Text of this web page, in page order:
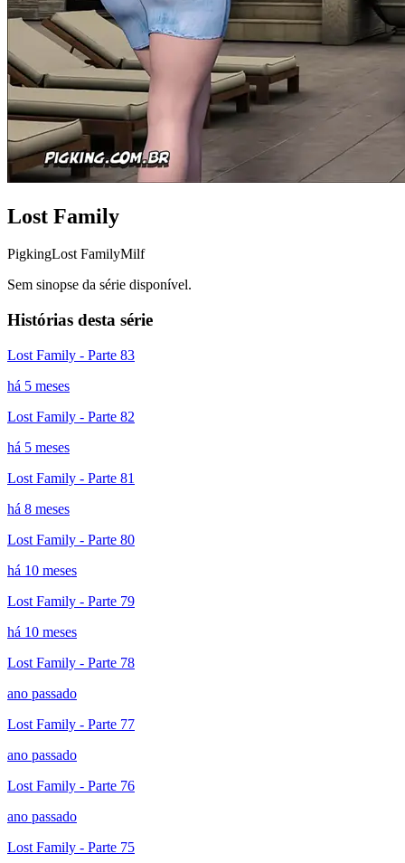
Lost Family
PigkingLost FamilyMilf
Sem sinopse da série disponível.
Histórias desta série
Lost Family - Parte 83
há 5 meses
Lost Family - Parte 82
há 5 meses
Lost Family - Parte 81
há 8 meses
Lost Family - Parte 80
há 10 meses
Lost Family - Parte 79
há 10 meses
Lost Family - Parte 78
ano passado
Lost Family - Parte 77
ano passado
Lost Family - Parte 76
ano passado
Lost Family - Parte 75